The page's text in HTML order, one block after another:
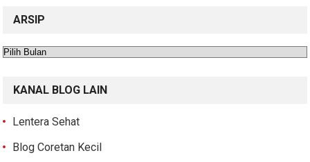
ARSIP
Arsip
KANAL BLOG LAIN
Lentera Sehat
Blog Coretan Kecil